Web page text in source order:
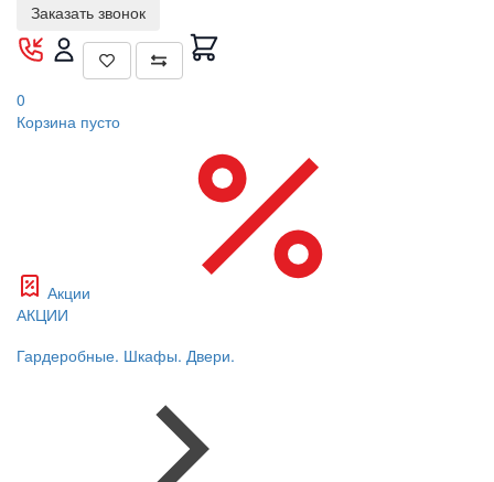
Заказать звонок
0
Корзина пусто
Акции
АКЦИИ
Гардеробные. Шкафы. Двери.